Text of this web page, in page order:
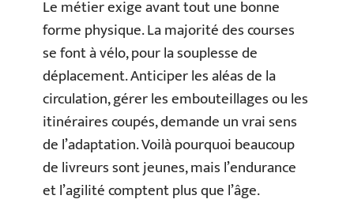
Le métier exige avant tout une bonne
forme physique. La majorité des courses
se font à vélo, pour la souplesse de
déplacement. Anticiper les aléas de la
circulation, gérer les embouteillages ou les
itinéraires coupés, demande un vrai sens
de l’adaptation. Voilà pourquoi beaucoup
de livreurs sont jeunes, mais l’endurance
et l’agilité comptent plus que l’âge.